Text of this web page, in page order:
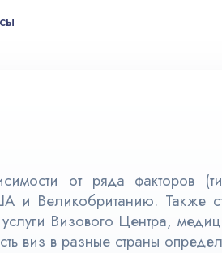
от ряда факторов
Великобританию. Также
Визового Центра,
виз в разные страны